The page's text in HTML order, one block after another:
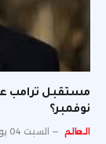
مستقبل ترامب
نوفمبر؟
العالم السبت 04 يوليو 5:49 م